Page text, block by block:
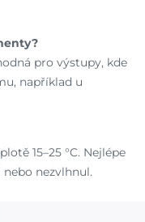
pro výstupy, kde
například u
15–25 °C. Nejlépe
nezvlhnul.